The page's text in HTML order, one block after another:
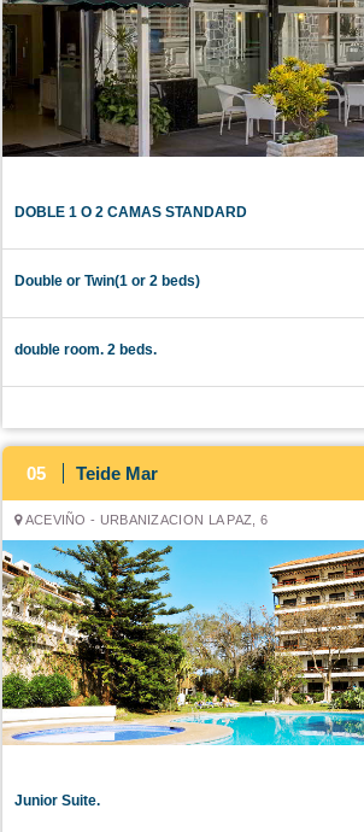
DOBLE 1 O 2 CAMAS STANDARD
Double or Twin(1 or 2 beds)
double room. 2 beds.
05 Teide Mar
ACEVIÑO - URBANIZACION LA PAZ, 6
Junior Suite.